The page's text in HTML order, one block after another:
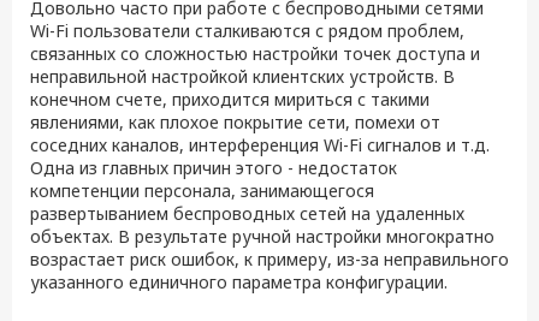
Довольно часто при работе с беспроводными сетями
Wi-Fi пользователи сталкиваются с рядом проблем,
связанных со сложностью настройки точек доступа и
неправильной настройкой клиентских устройств. В
конечном счете, приходится мириться с такими
явлениями, как плохое покрытие сети, помехи от
соседних каналов, интерференция Wi-Fi сигналов и т.д.
Одна из главных причин этого - недостаток
компетенции персонала, занимающегося
развертыванием беспроводных сетей на удаленных
объектах. В результате ручной настройки многократно
возрастает риск ошибок, к примеру, из-за неправильного
указанного единичного параметра конфигурации.